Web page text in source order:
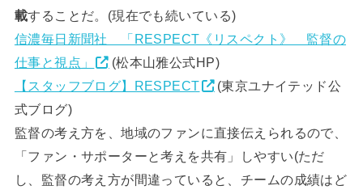
載することだ。(現在でも続いている)
信濃毎日新聞社 「RESPECT《リスペクト》 監督の
仕事と視点」
(松本山雅公式HP)
【スタッフブログ】RESPECT
(東京ユナイテッド公
式ブログ)
監督の考え方を、地域のファンに直接伝えられるので、
「ファン・サポーターと考えを共有」しやすい(ただ
し、監督の考え方が間違っていると、チームの成績はど